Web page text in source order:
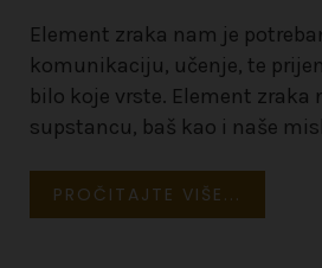
Element zraka nam je
komunikaciju, učenje, te
bilo koje vrste. Element zraka
supstancu, baš kao i naše
PROČITAJTE VIŠE...